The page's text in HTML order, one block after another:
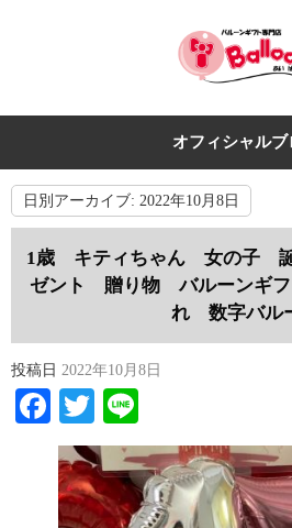
オフィシャルブ
日別アーカイブ: 2022年10月8日
1歳 キティちゃん 女の子
ゼント 贈り物 バルーンギ
れ 数字バル
投稿日 2022年10月8日
Facebook
Twitter